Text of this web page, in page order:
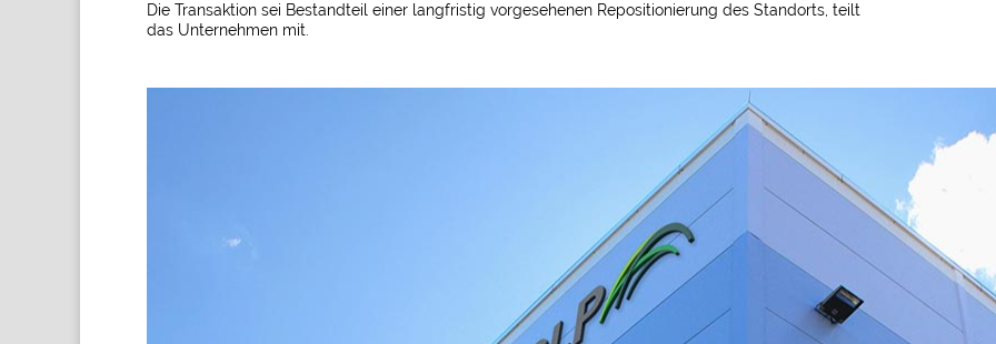
Die Transaktion sei Bestandteil einer langfristig vorgesehenen Repositionierung des Standorts, teilt
das Unternehmen mit.